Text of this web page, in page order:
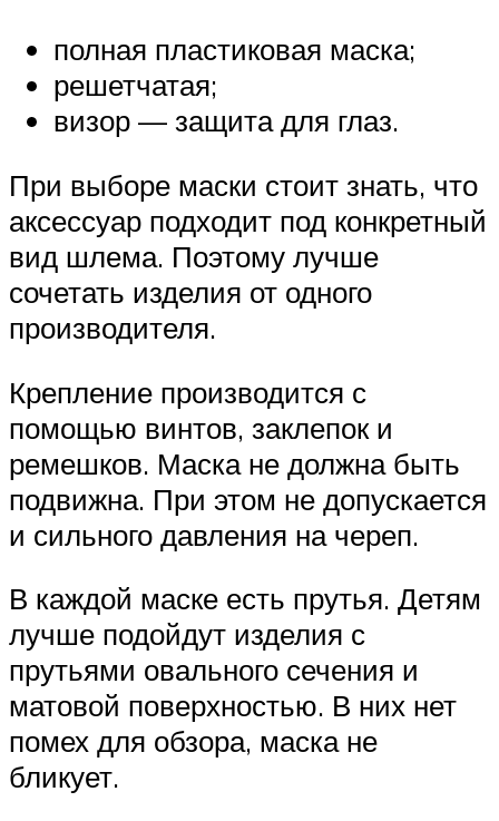
полная пластиковая маска;
решетчатая;
визор — защита для глаз.
При выборе маски стоит знать, что
аксессуар подходит под конкретный
вид шлема. Поэтому лучше
сочетать изделия от одного
производителя.
Крепление производится с
помощью винтов, заклепок и
ремешков. Маска не должна быть
подвижна. При этом не допускается
и сильного давления на череп.
В каждой маске есть прутья. Детям
лучше подойдут изделия с
прутьями овального сечения и
матовой поверхностью. В них нет
помех для обзора, маска не
бликует.